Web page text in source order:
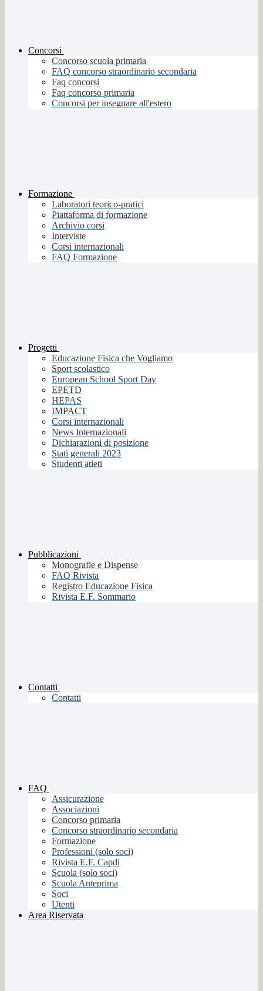
Concorsi
Concorso scuola primaria
FAQ concorso straordinario secondaria
Faq concorsi
Faq concorso primaria
Concorsi per insegnare all'estero
Formazione
Laboratori teorico-pratici
Piattaforma di formazione
Archivio corsi
Interviste
Corsi internazionali
FAQ Formazione
Progetti
Educazione Fisica che Vogliamo
Sport scolastico
European School Sport Day
EPETD
HEPAS
IMPACT
Corsi internazionali
News Internazionali
Dichiarazioni di posizione
Stati generali 2023
Studenti atleti
Pubblicazioni
Monografie e Dispense
FAQ Rivista
Registro Educazione Fisica
Rivista E.F. Sommario
Contatti
Contatti
FAQ
Assicurazione
Associazioni
Concorso primaria
Concorso straordinario secondaria
Formazione
Professioni (solo soci)
Rivista E.F. Capdi
Scuola (solo soci)
Scuola Anteprima
Soci
Utenti
Area Riservata